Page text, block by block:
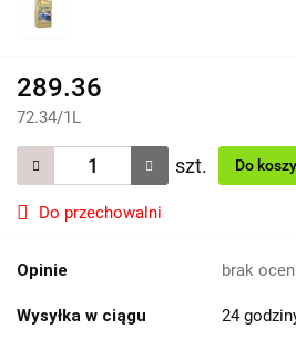
289.36
72.34/1L
szt. Do
Do przechowalni
Opinie brak ocen
Wysyłka w ciągu 24